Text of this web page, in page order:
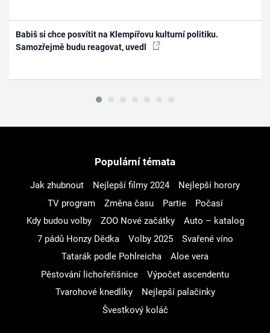
Babiš si chce posvítit na Klempířovu kulturní politiku.
Samozřejmě budu reagovat, uvedl
Populární témata
Jak zhubnout Nejlepší filmy 2024
Nejlepší horory
TV program
Změna času Partie
Počasí
Kdy budou volby
ZOO Nové začátky
Auto – katalog
7 pádů Honzy Dědka
Volby 2025
Svařené víno
Tatarák podle Pohlreicha
Aloe vera
Pěstování lichořeřišnice
Výpočet ascendentu
Tvarohové knedlíky
Nejlepší palačinky
Švestkový koláč